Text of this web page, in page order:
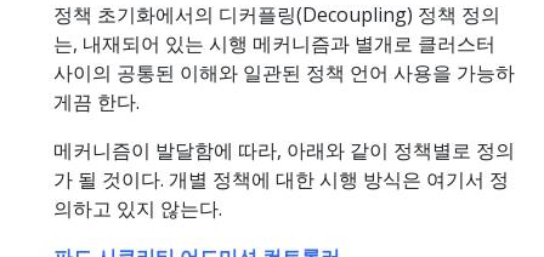
정책 초기화에서의 디커플링(Decoupling) 정책 정의
는, 내재되어 있는 시행 메커니즘과 별개로 클러스터
사이의 공통된 이해와 일관된 정책 언어 사용을 가능하
게끔 한다.
메커니즘이 발달함에 따라, 아래와 같이 정책별로 정의
가 될 것이다. 개별 정책에 대한 시행 방식은 여기서 정
의하고 있지 않는다.